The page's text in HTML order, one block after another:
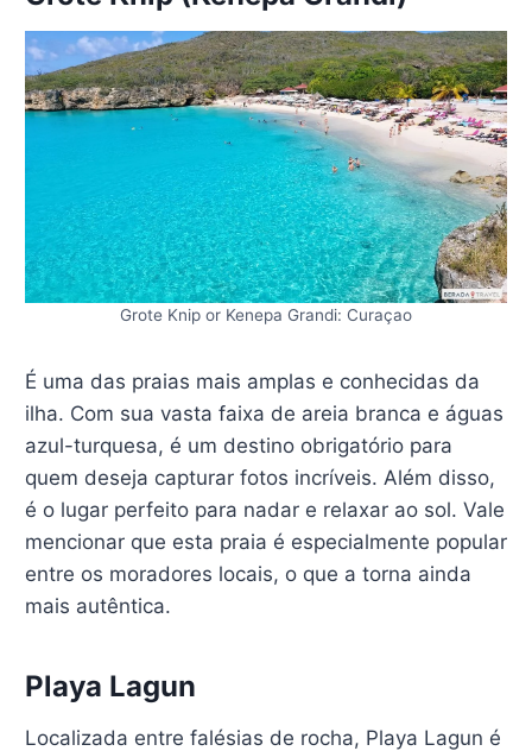
Grote Knip or Kenepa Grandi: Curaçao
É uma das praias mais amplas e conhecidas da
ilha. Com sua vasta faixa de areia branca e águas
azul-turquesa, é um destino obrigatório para
quem deseja capturar fotos incríveis. Além disso,
é o lugar perfeito para nadar e relaxar ao sol. Vale
mencionar que esta praia é especialmente popular
entre os moradores locais, o que a torna ainda
mais autêntica.
Playa Lagun
Localizada entre falésias de rocha, Playa Lagun é